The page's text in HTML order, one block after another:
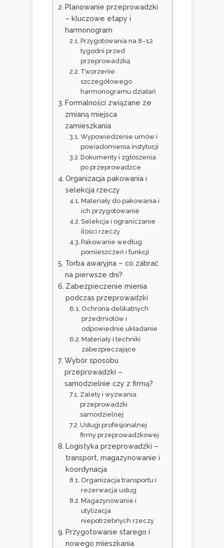
Planowanie przeprowadzki
– kluczowe etapy i
harmonogram
Przygotowania na 8–12
tygodni przed
przeprowadzką
Tworzenie
szczegółowego
harmonogramu działań
Formalności związane ze
zmianą miejsca
zamieszkania
Wypowiedzenie umów i
powiadomienia instytucji
Dokumenty i zgłoszenia
po przeprowadzce
Organizacja pakowania i
selekcja rzeczy
Materiały do pakowania i
ich przygotowanie
Selekcja i ograniczanie
ilości rzeczy
Pakowanie według
pomieszczeń i funkcji
Torba awaryjna – co zabrać
na pierwsze dni?
Zabezpieczenie mienia
podczas przeprowadzki
Ochrona delikatnych
przedmiotów i
odpowiednie układanie
Materiały i techniki
zabezpieczające
Wybór sposobu
przeprowadzki –
samodzielnie czy z firmą?
Zalety i wyzwania
przeprowadzki
samodzielnej
Usługi profesjonalnej
firmy przeprowadzkowej
Logistyka przeprowadzki –
transport, magazynowanie i
koordynacja
Organizacja transportu i
rezerwacja usług
Magazynowanie i
utylizacja
niepotrzebnych rzeczy
Przygotowanie starego i
nowego mieszkania